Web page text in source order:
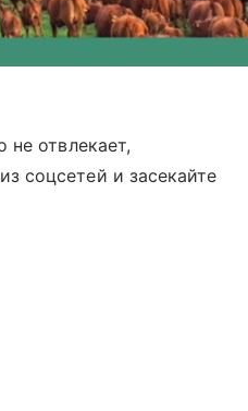
не отвлекает,
соцсетей и засекайте